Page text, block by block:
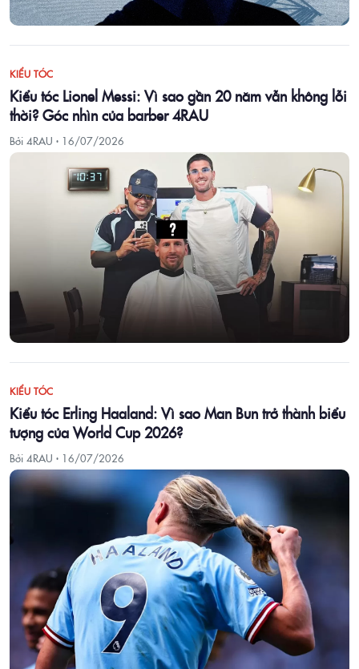
KIỂU TÓC
Kiểu tóc Lionel Messi: Vì sao gần 20 năm vẫn không lỗi
thời? Góc nhìn của barber 4RAU
Bởi 4RAU · 16/07/2026
KIỂU TÓC
Kiểu tóc Erling Haaland: Vì sao Man Bun trở thành biểu
tượng của World Cup 2026?
Bởi 4RAU · 16/07/2026